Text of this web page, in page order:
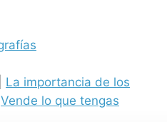
La importancia de los
Vende lo que tengas